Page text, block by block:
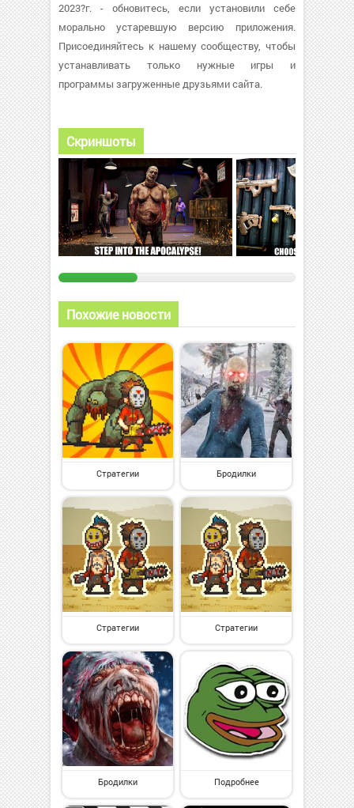
2023?г. - обновитесь, если установили себе
морально устаревшую версию приложения.
Присоединяйтесь к нашему сообществу, чтобы
устанавливать только нужные игры и
программы загруженные друзьями сайта.
Скриншоты
Похожие новости
Стратегии Бродилки
Стратегии Стратегии
Бродилки Подробнее